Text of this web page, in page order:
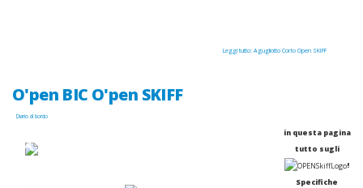
Leggi tutto: Agugliotto Corto Open SKIFF
O'pen BIC O'pen SKIFF
Diario di bordo
in questa pagina
tutto sugli
!
Specifiche